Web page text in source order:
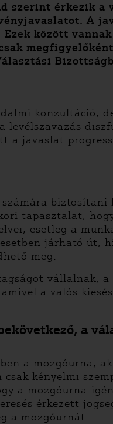
szerint érkezik a
A
között
konzultáció,
a javaslat
tapasztalat,
esetleg a
járható út,
meg.
vállalnak,
a valós
a
a mozgóurna,
kényelmi
a mozgóurna-
érkezett
a mozgóurnát.